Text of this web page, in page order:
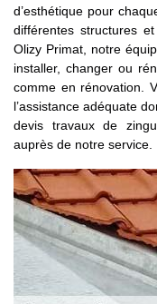
d’esthétique pour
différentes structures
Olizy Primat, notre
installer, changer ou
comme en rénovation.
l’assistance adéquate
devis travaux de
auprès de notre service.